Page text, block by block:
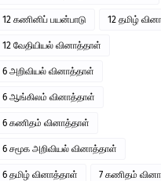
12 கணினிப் பயன்பாடு 12 தமிழ்
12 வேதியியல் வினாத்தாள்
6 அறிவியல் வினாத்தாள்
6 ஆங்கிலம் வினாத்தாள்
6 கணிதம் வினாத்தாள்
6 சமூக அறிவியல் வினாத்தாள்
6 தமிழ் வினாத்தாள் 7 கணிதம்